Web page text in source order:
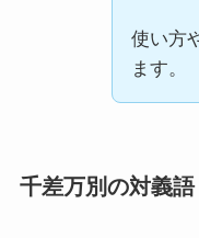
跳梁跋扈
文でわか
使い方
ます。
千差万別の対義語